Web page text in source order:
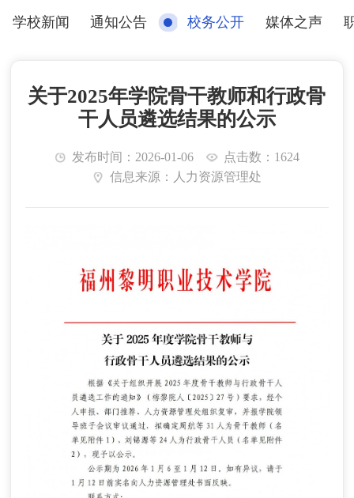
学校新闻 通知公告 校务公开 媒体之声
关于2025年学院骨干教师和行政骨
干人员遴选结果的公示
发布时间：2026-01-06
点击数：1624
信息来源：人力资源管理处